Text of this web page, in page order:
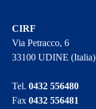
CIRF
Via Petracco, 6
33100 UDINE (Italia)
Tel.0432 556480
Fax0432 556481